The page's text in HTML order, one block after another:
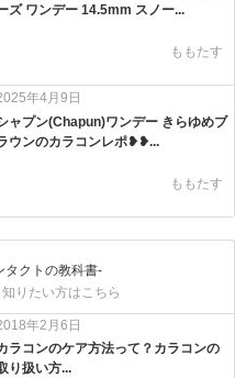
ズ ワンデー 14.5mm スノー...
ももたす
年4月9日
ャプン(Chapun)ワンデー きらゆめブ
ウンのカラコンレポ❥❥...
ももたす
タクトの教科書-
りたい方はこちら
年2月6日
ラコンのケア方法って？カラコンの
り扱い方...